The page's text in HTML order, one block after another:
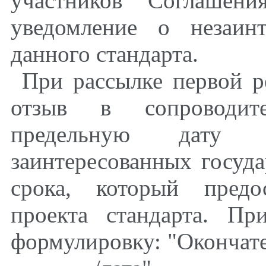
уведомление о
данного стандарта.
При рассылке первой
отзыв в
предельную дату
заинтересованных
срока, который
проекта стандарта.
формулировку: